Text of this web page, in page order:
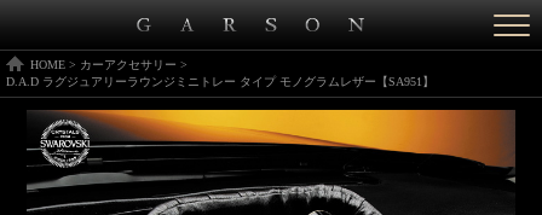
HOME > カーアクセサリー >
D.A.D ラグジュアリーラウンジミニトレー タイプ モノグラムレザー【SA951】